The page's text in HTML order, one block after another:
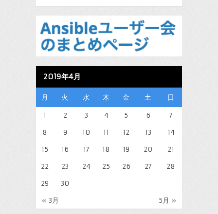
2019年4月
月 火 水 木 金 土 日
« 3月 5月 »
1 2 3 4 5 6
7
8
9 10 11 12 13
14
15
16 17 18 19 20
21
22
23 24 25 26 27
28
29
30